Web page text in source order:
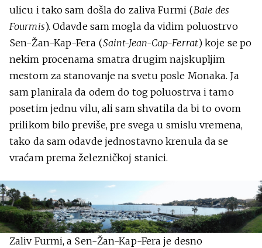
ulicu i tako sam došla do zaliva Furmi (Baie des
Fourmis). Odavde sam mogla da vidim poluostrvo
Sen-Žan-Kap-Fera (Saint-Jean-Cap-Ferrat) koje se po
nekim procenama smatra drugim najskupljim
mestom za stanovanje na svetu posle Monaka. Ja
sam planirala da odem do tog poluostrva i tamo
posetim jednu vilu, ali sam shvatila da bi to ovom
prilikom bilo previše, pre svega u smislu vremena,
tako da sam odavde jednostavno krenula da se
vraćam prema železničkoj stanici.
Zaliv Furmi, a Sen-Žan-Kap-Fera je desno